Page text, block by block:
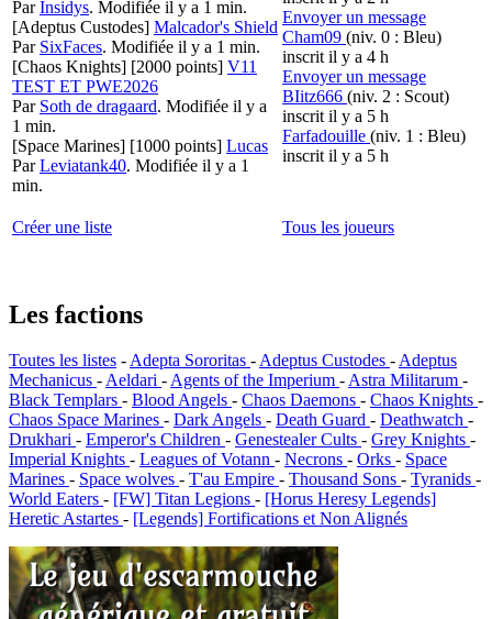
ParInsidys. Modifiée il y a 1 min.
[Adeptus Custodes] Malcador's Shield
Par SixFaces. Modifiée il y a 1 min.
[Chaos Knights] [2000 points] V11
TEST ET PWE2026
Par Soth de dragaard. Modifiée il y a
1 min.
[Space Marines] [1000 points] Lucas
ParLeviatank40. Modifiée il y a 1
min.
Envoyer un message
Cham09 (niv. 0 : Bleu)
inscrit il y a 4 h
Envoyer un message
BIitz666 (niv. 2 : Scout)
inscrit il y a 5 h
Farfadouille (niv. 1 : Bleu)
inscrit il y a 5 h
Créer une liste Tous les joueurs
Les factions
Toutes les listes -Adepta Sororitas -Adeptus Custodes -Adeptus
Mechanicus -Aeldari -Agents of the Imperium -Astra Militarum -
Black Templars - Blood Angels - Chaos Daemons - Chaos Knights -
Chaos Space Marines - Dark Angels - Death Guard - Deathwatch -
Drukhari - Emperor's Children - Genestealer Cults - Grey Knights -
Imperial Knights - Leagues of Votann - Necrons - Orks - Space
Marines - Space wolves - T'au Empire - Thousand Sons - Tyranids -
World Eaters - [FW] Titan Legions - [Horus Heresy Legends]
Heretic Astartes - [Legends] Fortifications et Non Alignés